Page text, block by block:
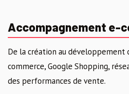
Accompagnement e-
De la création au développement
commerce, Google Shopping,
des performances de vente.